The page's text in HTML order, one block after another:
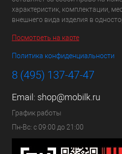
характеристик, комплектации,
внешнего вида изделия в
Посмотреть на карте
Политика конфиденциальности
8 (495) 137-47-47
Email: shop@mobilk.ru
График работы
Пн-Вс: с 09:00 до 21:00